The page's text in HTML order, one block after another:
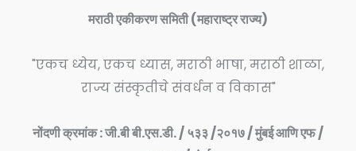
मराठी एकीकरण समिती (महाराष्ट्र राज्य)
"एकच ध्येय, एकच ध्यास, मराठी भाषा, मराठी शाळा,
राज्य संस्कृतीचे संवर्धन व विकास"
नोंदणी क्रमांक : जी.बी बी.एस.डी. / ५३३ /२०१७ / मुंबई आणि एफ /